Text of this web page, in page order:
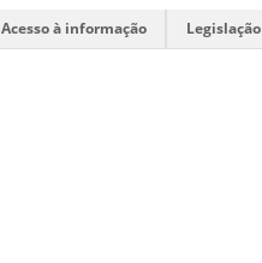
Acesso à informação Legislação